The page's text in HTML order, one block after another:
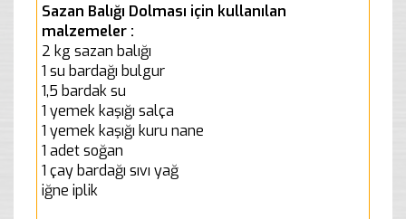
Sazan Balığı Dolması için kullanılan
malzemeler :
2 kg sazan balığı
1 su bardağı bulgur
1,5 bardak su
1 yemek kaşığı salça
1 yemek kaşığı kuru nane
1 adet soğan
1 çay bardağı sıvı yağ
iğne iplik